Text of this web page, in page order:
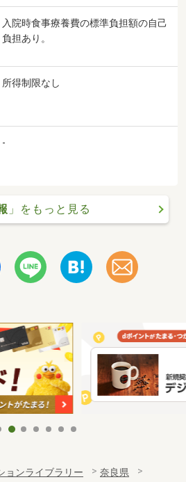
入院時食事療養費の標準負担額の自己
負担あり。
所得制限なし
-
」をもっと見る
ョンライブラリー
奈良県